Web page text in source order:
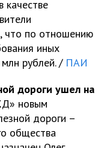
качестве
что по отношению
иных
рублей. / ПАИ
дороги ушел на
новым
дороги –
общества